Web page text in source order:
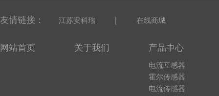
友情链接： 江苏安科瑞 | 在线商城
网站首页 关于我们 产品中心
电流互感器
霍尔传感器
电流传感器